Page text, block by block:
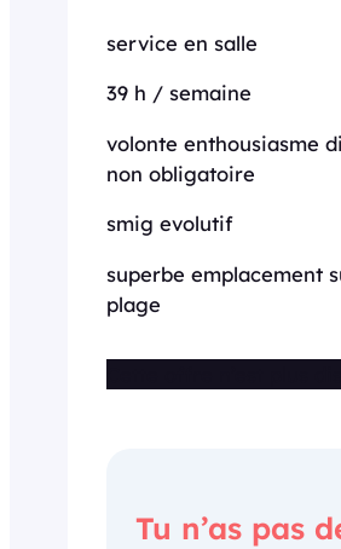
service en salle
39 h / semaine
volonte enthousiasme
non obligatoire
smig evolutif
superbe emplacement
plage
Tu n’as pas